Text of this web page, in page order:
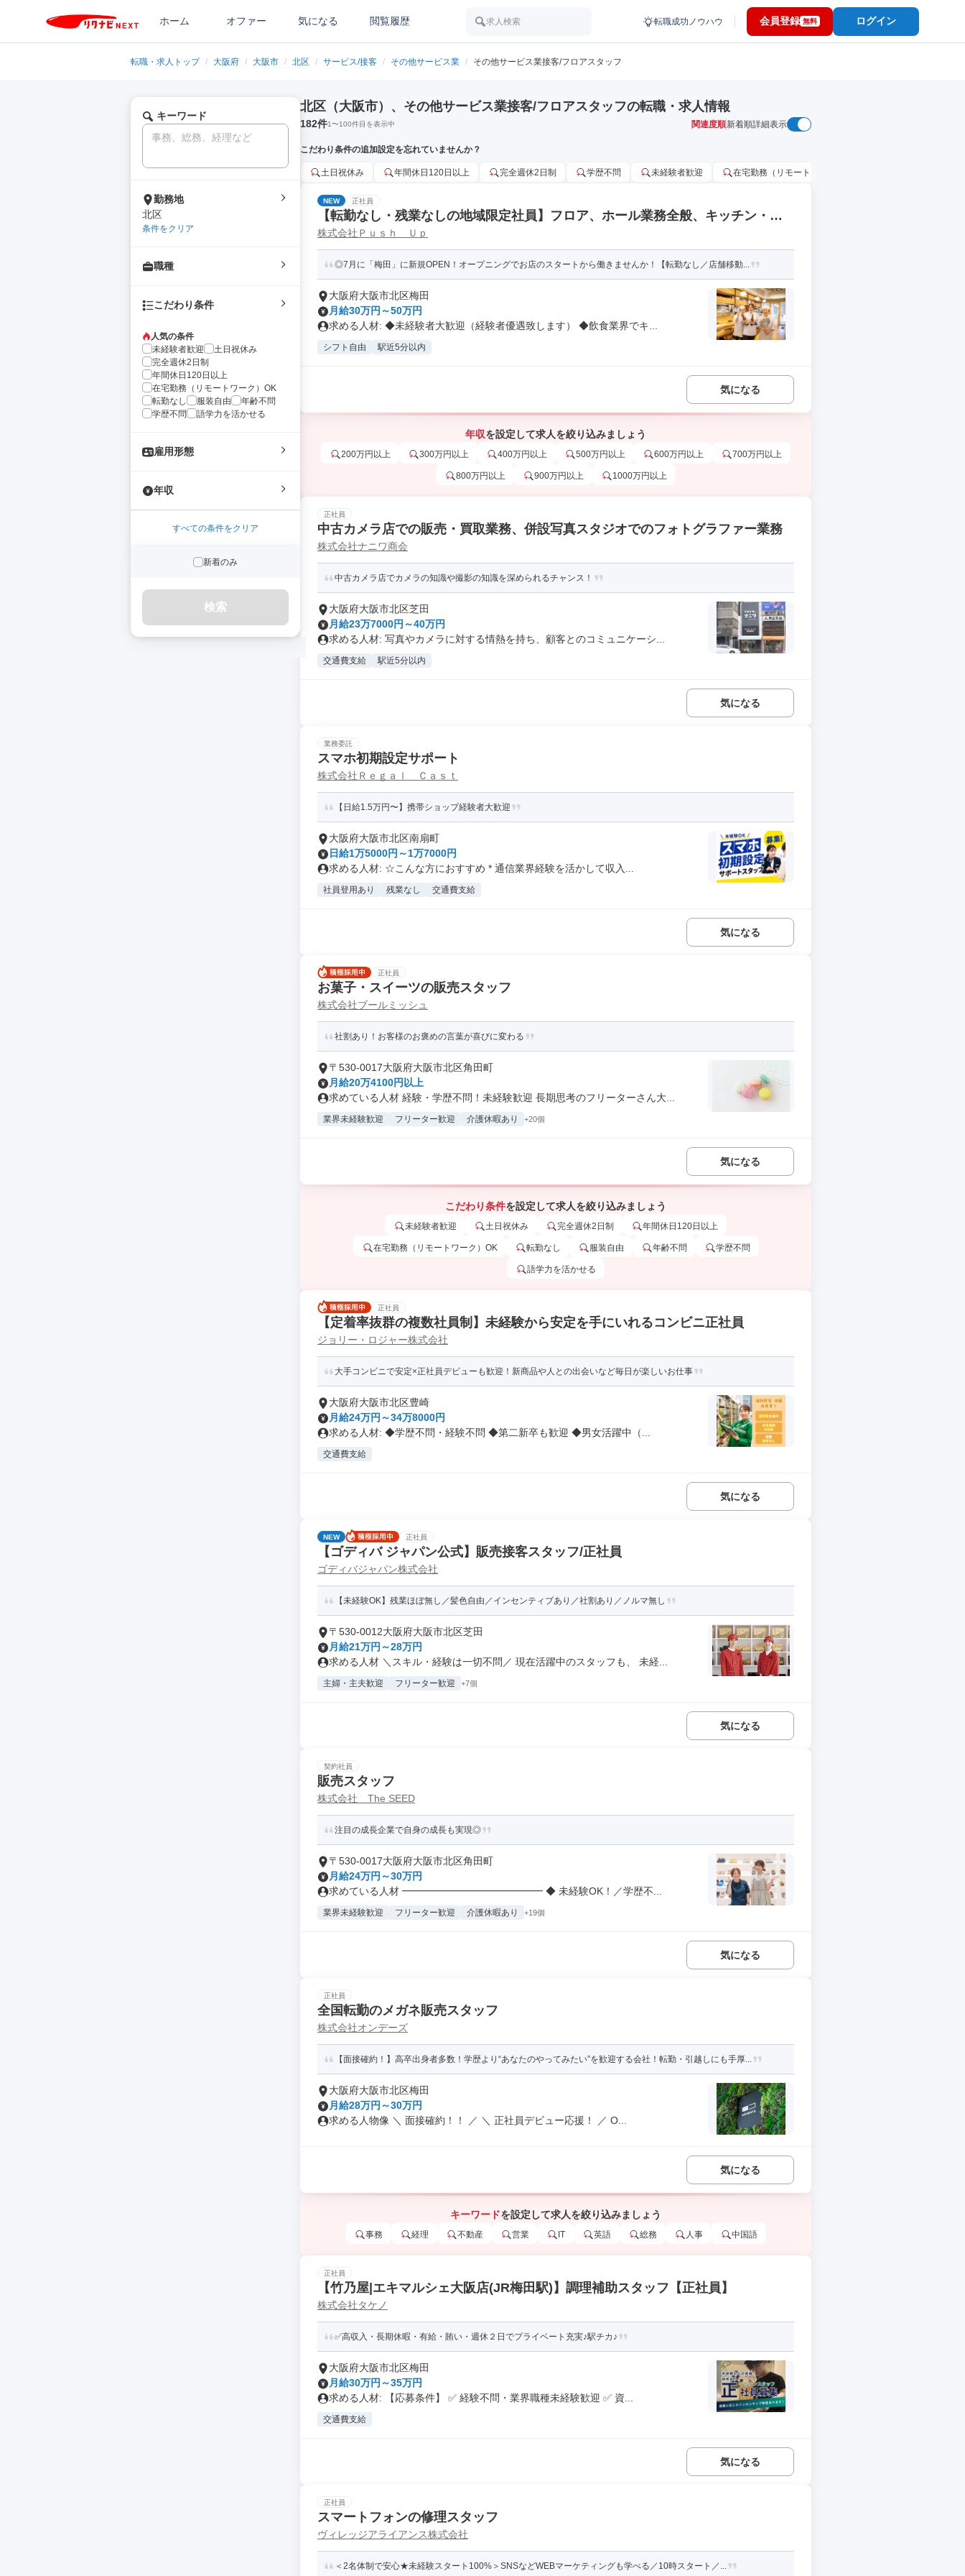
ホーム オファー 気になる 閲覧履歴 求人検索 転職成功ノウハウ 会員登録 無料 ログイン
転職・求人トップ / 大阪府 / 大阪市 / 北区 / サービス/接客 / その他サービス業 / その他サービス業接客/フロアスタッフ
キーワード
勤務地
北区
条件をクリア
職種
こだわり条件
人気の条件
未経験者歓迎
土日祝休み
完全週休2日制
年間休日120日以上
在宅勤務（リモートワーク）OK
転勤なし
服装自由
年齢不問
学歴不問
語学力を活かせる
雇用形態
年収
すべての条件をクリア
新着のみ
検索
北区（大阪市）、その他サービス業接客/フロアスタッフの転職・求人情報
182件1〜100件目を表示中 関連度順新着順詳細表示
こだわり条件の追加設定を忘れていませんか？
土日祝休み 年間休日120日以上 完全週休2日制 学歴不問 未経験者歓迎 在宅勤務（リモートワーク）OK
NEW 正社員
【転勤なし・残業なしの地域限定社員】フロア、ホール業務全般、キッチン・調
理)
株式会社Ｐｕｓｈ Ｕｐ
◎7月に「梅田」に新規OPEN！オープニングでお店のスタートから働きませんか！【転勤なし／店舗移動...
大阪府大阪市北区梅田
月給30万円～50万円
求める人材: ◆未経験者大歓迎（経験者優遇致します） ◆飲食業界でキ...
シフト自由 駅近5分以内
気になる
年収を設定して求人を絞り込みましょう
200万円以上 300万円以上 400万円以上 500万円以上 600万円以上 700万円以上
800万円以上 900万円以上 1000万円以上
正社員
中古カメラ店での販売・買取業務、併設写真スタジオでのフォトグラファー業務
株式会社ナニワ商会
中古カメラ店でカメラの知識や撮影の知識を深められるチャンス！
大阪府大阪市北区芝田
月給23万7000円～40万円
求める人材: 写真やカメラに対する情熱を持ち、顧客とのコミュニケーシ...
交通費支給 駅近5分以内
気になる
業務委託
スマホ初期設定サポート
株式会社Ｒｅｇａｌ Ｃａｓｔ
【日給1.5万円〜】携帯ショップ経験者大歓迎
大阪府大阪市北区南扇町
日給1万5000円～1万7000円
求める人材: ☆こんな方におすすめ * 通信業界経験を活かして収入...
社員登用あり 残業なし 交通費支給
気になる
正社員
お菓子・スイーツの販売スタッフ
株式会社ブールミッシュ
社割あり！お客様のお褒めの言葉が喜びに変わる
〒530-0017大阪府大阪市北区角田町
月給20万4100円以上
求めている人材 経験・学歴不問！未経験歓迎 長期思考のフリーターさん大...
業界未経験歓迎 フリーター歓迎 介護休暇あり +20個
気になる
こだわり条件を設定して求人を絞り込みましょう
未経験者歓迎 土日祝休み 完全週休2日制 年間休日120日以上
在宅勤務（リモートワーク）OK 転勤なし 服装自由 年齢不問 学歴不問
語学力を活かせる
正社員
【定着率抜群の複数社員制】未経験から安定を手にいれるコンビニ正社員
ジョリー・ロジャー株式会社
大手コンビニで安定×正社員デビューも歓迎！新商品や人との出会いなど毎日が楽しいお仕事
大阪府大阪市北区豊崎
月給24万円～34万8000円
求める人材: ◆学歴不問・経験不問 ◆第二新卒も歓迎 ◆男女活躍中（...
交通費支給
気になる
NEW 正社員
【ゴディバ ジャパン公式】販売接客スタッフ/正社員
ゴディバジャパン株式会社
【未経験OK】残業ほぼ無し／髪色自由／インセンティブあり／社割あり／ノルマ無し
〒530-0012大阪府大阪市北区芝田
月給21万円～28万円
求める人材 ＼スキル・経験は一切不問／ 現在活躍中のスタッフも、 未経...
主婦・主夫歓迎 フリーター歓迎 +7個
気になる
契約社員
販売スタッフ
株式会社 The SEED
注目の成長企業で自身の成長も実現◎
〒530-0017大阪府大阪市北区角田町
月給24万円～30万円
求めている人材 ━━━━━━━━━━━━━━ ◆ 未経験OK！／学歴不...
業界未経験歓迎 フリーター歓迎 介護休暇あり +19個
気になる
正社員
全国転勤のメガネ販売スタッフ
株式会社オンデーズ
【面接確約！】高卒出身者多数！学歴より“あなたのやってみたい”を歓迎する会社！転勤・引越しにも手厚...
大阪府大阪市北区梅田
月給28万円～30万円
求める人物像 ＼ 面接確約！！ ／ ＼ 正社員デビュー応援！ ／ O...
気になる
キーワードを設定して求人を絞り込みましょう
事務 経理 不動産 営業 IT 英語 総務 人事 中国語
正社員
【竹乃屋|エキマルシェ大阪店(JR梅田駅)】調理補助スタッフ【正社員】
株式会社タケノ
✅高収入・長期休暇・有給・賄い・週休２日でプライベート充実♪駅チカ♪
大阪府大阪市北区梅田
月給30万円～35万円
求める人材: 【応募条件】 ✅ 経験不問・業界職種未経験歓迎 ✅ 資...
交通費支給
気になる
正社員
スマートフォンの修理スタッフ
ヴィレッジアライアンス株式会社
＜2名体制で安心★未経験スタート100%＞SNSなどWEBマーケティングも学べる／10時スタート／...